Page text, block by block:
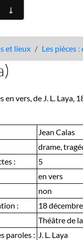
et lieux Les pièces
en vers, de J. L. Laya,
Jean Calas
drame,
:
5
en vers
non
:
18
Théâtre de
paroles : J. L. Laya